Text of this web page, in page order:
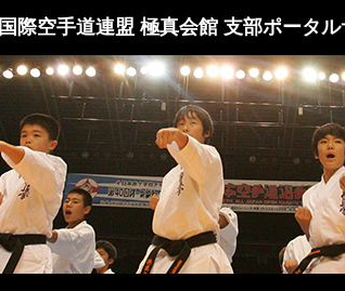
国際空手道連盟 極真会館 支部ポータル